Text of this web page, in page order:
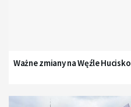
Ważne zmiany na Węźle Hucisko